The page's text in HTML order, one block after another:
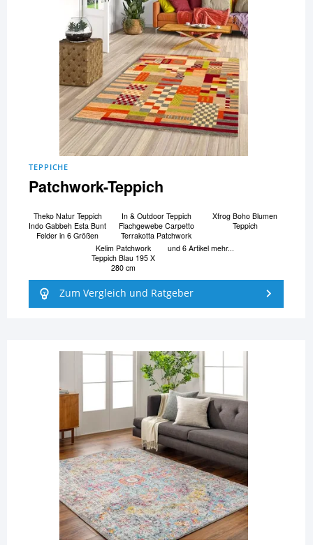
TEPPICHE
Patchwork-Teppich
Theko Natur Teppich
Indo Gabbeh Esta Bunt
Felder in 6 Größen
In & Outdoor Teppich
Flachgewebe Carpetto
Terrakotta Patchwork
Xfrog Boho Blumen
Teppich
Kelim Patchwork
Teppich Blau 195 X
280 cm
und 6 Artikel mehr...
Zum Vergleich und Ratgeber